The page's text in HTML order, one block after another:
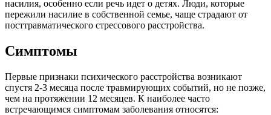
насилия, особенно если речь идет о детях. Люди, которые
пережили насилие в собственной семье, чаще страдают от
посттравматического стрессового расстройства.
Симптомы
Первые признаки психического расстройства возникают
спустя 2-3 месяца после травмирующих событий, но не позже,
чем на протяжении 12 месяцев. К наиболее часто
встречающимся симптомам заболевания относятся: